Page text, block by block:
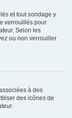
et tout sondage y
verrouillés pour
Selon les
ou non verrouiller
à des
des icônes de